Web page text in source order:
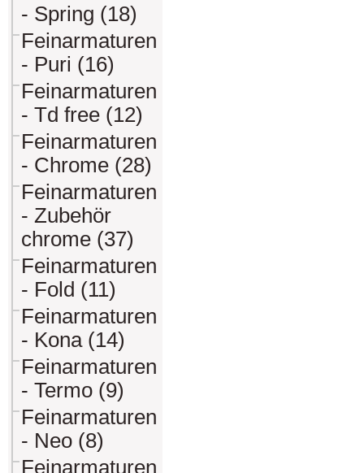
- Spring (18)
Feinarmaturen
- Puri (16)
Feinarmaturen
- Td free (12)
Feinarmaturen
- Chrome (28)
Feinarmaturen
- Zubehör
chrome (37)
Feinarmaturen
- Fold (11)
Feinarmaturen
- Kona (14)
Feinarmaturen
- Termo (9)
Feinarmaturen
- Neo (8)
Feinarmaturen